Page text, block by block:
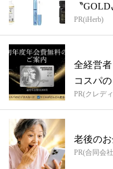
〝
PR(iHerb)
全経営
コスパ
PR(クレデ
老後の
PR(合同会